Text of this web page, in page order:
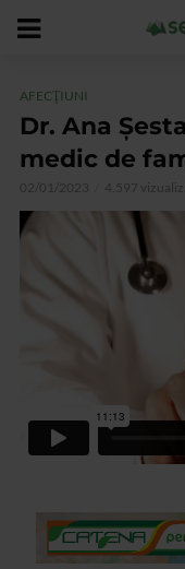
AFECŢIUNI
Dr. Ana
medic de
02/01/2023 4.597